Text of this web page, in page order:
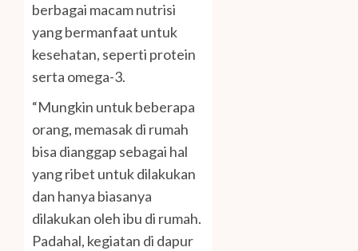
berbagai macam nutrisi
yang bermanfaat untuk
kesehatan, seperti protein
serta omega-3.
“Mungkin untuk beberapa
orang, memasak di rumah
bisa dianggap sebagai hal
yang ribet untuk dilakukan
dan hanya biasanya
dilakukan oleh ibu di rumah.
Padahal, kegiatan di dapur